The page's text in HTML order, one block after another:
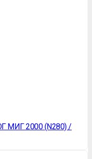
МИГ 2000 (N280) /